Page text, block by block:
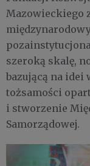
Mazowieckiego
szeroką skalę,
bazującą na idei
tożsamości
i stworzenie
Samorządowej.